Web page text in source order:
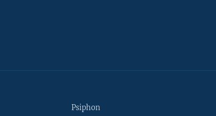
Psiphon